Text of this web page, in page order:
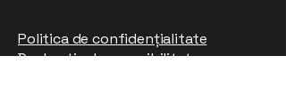
Politica de confidențialitate
Declarație de accesibilitate